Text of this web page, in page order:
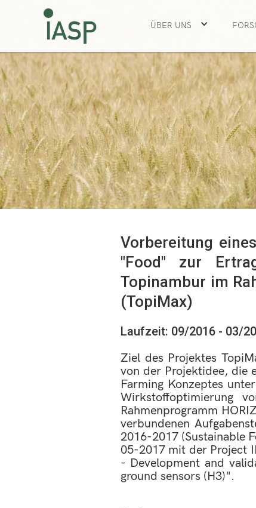
ÜBER UNS
Vorbereitung
"Food" zur
Topinambur im
(TopiMax)
Laufzeit: 09/2016 - 03/
Ziel des Projektes
von der Projektidee, die
Farming Konzeptes
Wirkstoffoptimierung
Rahmenprogramm
verbundenen
2016-2017 (Sustainable
05-2017 mit der Project
- Development and
ground sensors (H3)".